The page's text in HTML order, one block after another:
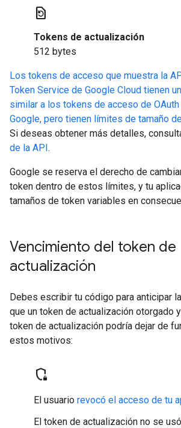
restore_page
Tokens de actualización
512 bytes
Los tokens de acceso que muestra la
Token Service de Google Cloud tienen
similar a los tokens de acceso de
Google, pero tienen límites de tamaño
Si deseas obtener más detalles,
de la API.
Google se reserva el derecho de
token dentro de estos límites, y tu
tamaños de token variables en
Vencimiento del token de
actualización
Debes escribir tu código para anticipar
que un token de actualización otorgado
token de actualización podría dejar de
estos motivos:
shield_locked
El usuario revocó el acceso de tu
El token de actualización no se